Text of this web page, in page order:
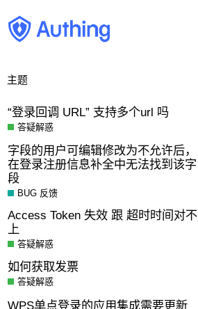
主题
“登录回调 URL” 支持多个url 吗
答疑解惑
字段的用户可编辑修改为不允许后，
在登录注册信息补全中无法找到该字
段
BUG 反馈
Access Token 失效 跟 超时时间对不
上
答疑解惑
如何获取发票
答疑解惑
WPS单点登录的应用集成需要更新